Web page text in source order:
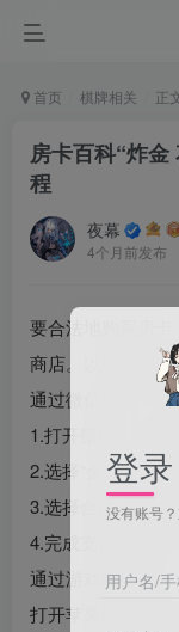
首页 棋牌相关 正
房卡百科“炸
程
夜幕
4个月前发布
要合法地购买房
商店。以下是具
通过微信购买：【
1.打开微信，进入“
2.选择“金 花链接
3.选择合适的房卡
4.完成支付后，房
通过游戏商店购买
打开苹果商店、应
登录
没有账号
用户名/